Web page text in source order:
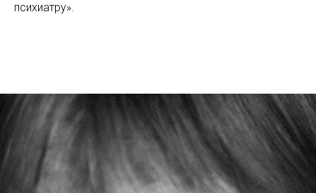
психиатру».